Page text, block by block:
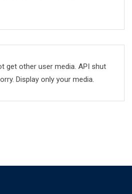
get other user media. API shut
Display only your media.